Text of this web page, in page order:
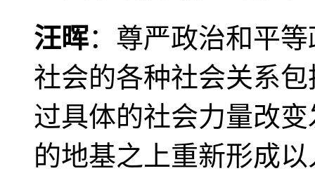
汪晖：尊严政治和平
社会的各种社会关系
过具体的社会力量改
的地基之上重新形成